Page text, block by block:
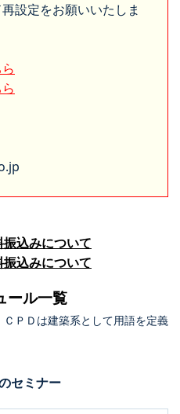
設定をお願いいたしま
込みについて
込みについて
ール一覧
ＰＤは建築系として用語を定義
セミナー